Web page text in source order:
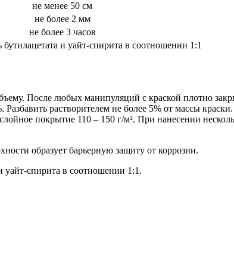
не менее 50 см
не более 2 мм
не более 3 часов
бутилацетата и уайт-спирита в соотношении 1:1
После любых манипуляций с краской плотно
растворителем не более 5% от массы
покрытие 110 – 150 г/м². При нанесении
образует барьерную защиту от коррозии.
уайт-спирита в соотношении 1:1.